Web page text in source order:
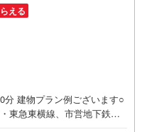
える
分 建物プラン例ございます○
東急東横線、市営地下鉄グ